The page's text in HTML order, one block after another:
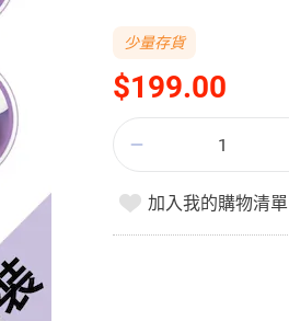
$199.00
少量存貨
加入我的購物清單